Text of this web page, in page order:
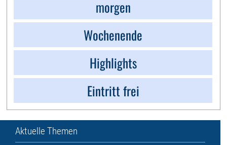
morgen
Wochenende
Highlights
Eintritt frei
Aktuelle Themen